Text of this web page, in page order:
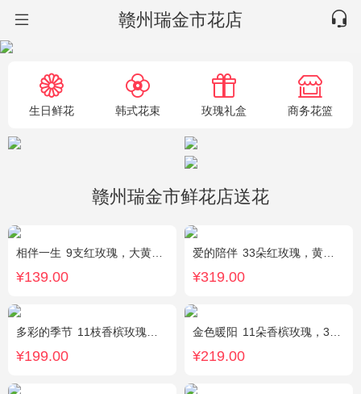
赣州瑞金市花店
生日鲜花 韩式花束 玫瑰礼盒 商务花篮
赣州瑞金市鲜花店送花
相伴一生 9支红玫瑰，大黄莺.满天星搭配。
¥139.00
爱的陪伴 33朵红玫瑰，黄莺间插点缀，白色满天星外围点缀搭配
¥319.00
多彩的季节 11枝香槟玫瑰，2枝多头白百合，栀子叶搭配
¥199.00
金色暖阳 11朵香槟玫瑰，3朵向日葵，桔梗、满天星混搭
¥219.00